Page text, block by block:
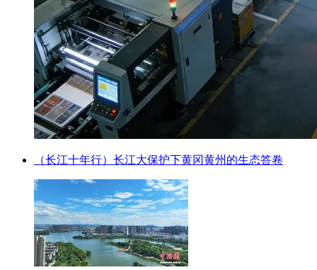
（长江十年行）长江大保护下黄冈黄州的生态答卷